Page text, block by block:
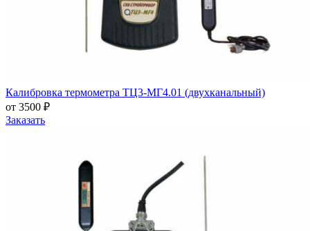
Калибровка термометра ТЦ3-МГ4.01 (двухканальный)
от 3500 ₽
Заказать